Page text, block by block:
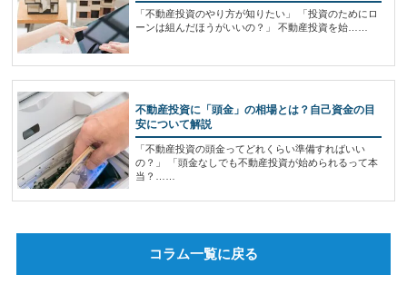
「不動産投資のやり方が知りたい」 「投資のためにロ
ーンは組んだほうがいいの？」 不動産投資を始……
不動産投資に「頭金」の相場とは？自己資金の目
安について解説
「不動産投資の頭金ってどれくらい準備すればいい
の？」 「頭金なしでも不動産投資が始められるって本
当？……
コラム一覧に戻る